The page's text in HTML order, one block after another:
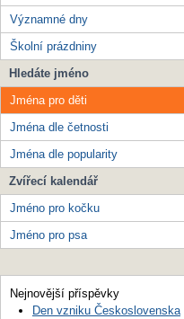
Významné dny
Školní prázdniny
Hledáte jméno
Jména pro děti
Jména dle četnosti
Jména dle popularity
Zvířecí kalendář
Jméno pro kočku
Jméno pro psa
Nejnovější příspěvky
Den vzniku Československa